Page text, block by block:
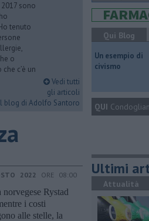
sono
tenuto
o
c’è un
Vedi tutti
gli articoli
blog di Adolfo Santoro
2022 ORE 08:00
norvegese Rystad
i costi
alle stelle, la
Qui Blog
​Un esempio di
civismo
QUI
Ultimi
Attualità